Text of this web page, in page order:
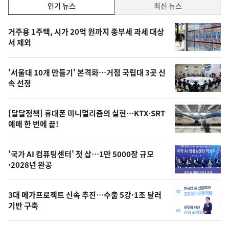
기,
최
신,
오
늘
의
영
상
오
늘
의
사
진
인기 뉴스 최신 뉴스
기
뉴
스
거주용 1주택, 시가 20억 원까지 종부세 과세 대상
서 제외
'서울대 10개 만들기' 본격화…거점 국립대 3곳 신
속 선정
[달달정책] 휴대폰 미니멀리즘의 실현…KTX·SRT
예매 한 번에 끝!
'국가 AI 컴퓨팅센터' 첫 삽…1만 5000장 규모
·2028년 완공
3대 메가프로젝트 신속 추진…수출 5강·1조 달러
기반 구축